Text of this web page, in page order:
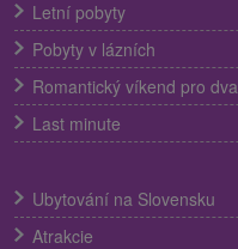
Letní pobyty
Pobyty v lázních
Romantický víkend pro dva
Last minute
Ubytování na Slovensku
Atrakcie